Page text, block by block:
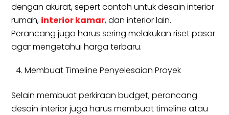
dengan akurat, sepert contoh untuk desain interior
rumah, interior kamar, dan interior lain.
Perancang juga harus sering melakukan riset pasar
agar mengetahui harga terbaru.
Membuat Timeline Penyelesaian Proyek
Selain membuat perkiraan budget, perancang
desain interior juga harus membuat timeline atau